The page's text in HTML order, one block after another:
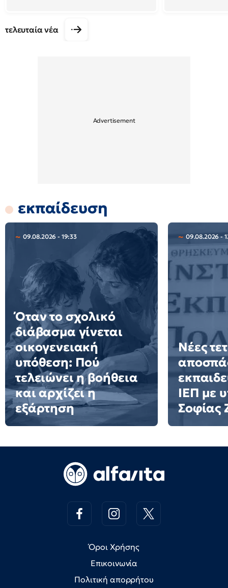
τελευταία νέα
εκπαίδευση
09.08.2026 - 19:33
Όταν το σχολικό
διάβασμα γίνεται
οικογενειακή
υπόθεση: Πού
τελειώνει η βοήθεια
και αρχίζει η
εξάρτηση
09.08.2026 -
Νέες
ΙΕΠ με
Σοφίας
Όροι Χρήσης
Επικοινωνία
Πολιτική απορρήτου